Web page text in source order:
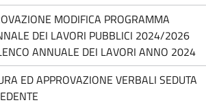
MODIFICA PROGRAMMA
DEI LAVORI PUBBLICI 2024/2026
ANNUALE DEI LAVORI ANNO 2024
ED APPROVAZIONE VERBALI SEDUTA